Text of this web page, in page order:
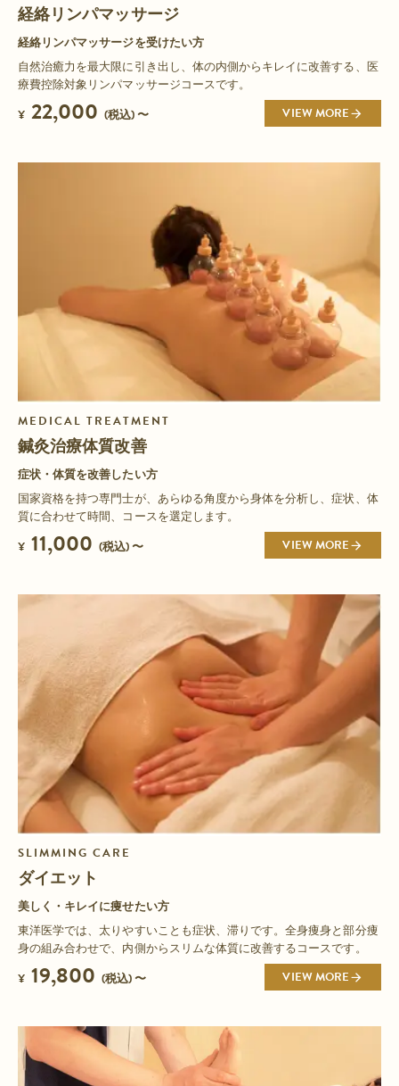
経絡リンパマッサージ
経絡リンパマッサージを受けたい方
自然治癒力を最大限に引き出し、体の内側からキレイに改善する、医
療費控除対象リンパマッサージコースです。
¥ 22,000 (税込) 〜 VIEW MORE
MEDICAL TREATMENT
鍼灸治療体質改善
症状・体質を改善したい方
国家資格を持つ専門士が、あらゆる角度から身体を分析し、症状、体
質に合わせて時間、コースを選定します。
¥ 11,000 (税込) 〜 VIEW MORE
SLIMMING CARE
ダイエット
美しく・キレイに痩せたい方
東洋医学では、太りやすいことも症状、滞りです。全身痩身と部分痩
身の組み合わせで、内側からスリムな体質に改善するコースです。
¥ 19,800 (税込) 〜 VIEW MORE